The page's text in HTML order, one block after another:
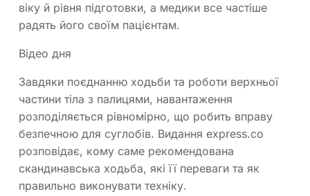
віку й рівня підготовки, а медики все частіше
радять його своїм пацієнтам.
Відео дня
Завдяки поєднанню ходьби та роботи верхньої
частини тіла з палицями, навантаження
розподіляється рівномірно, що робить вправу
безпечною для суглобів. Видання express.co
розповідає, кому саме рекомендована
скандинавська ходьба, які її переваги та як
правильно виконувати техніку.